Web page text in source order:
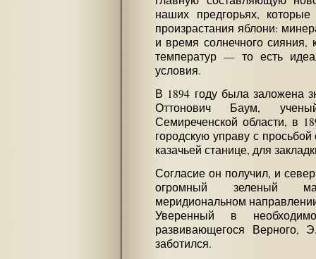
наших предгорьях,
произрастания яблони:
и время солнечного сияния,
температур — то есть
условия.
В 1894 году была заложена
Оттонович Баум,
Семиреченской области, в
городскую управу с
казачьей станице, для
Согласие он получил, и
огромный зеленый
меридиональном
Уверенный в
развивающегося
заботился.